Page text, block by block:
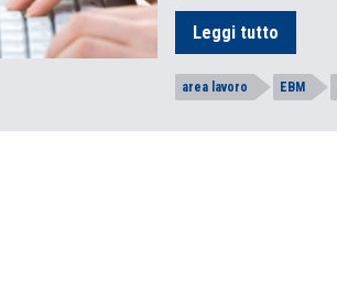
Leggi tutto
area lavoro EBM